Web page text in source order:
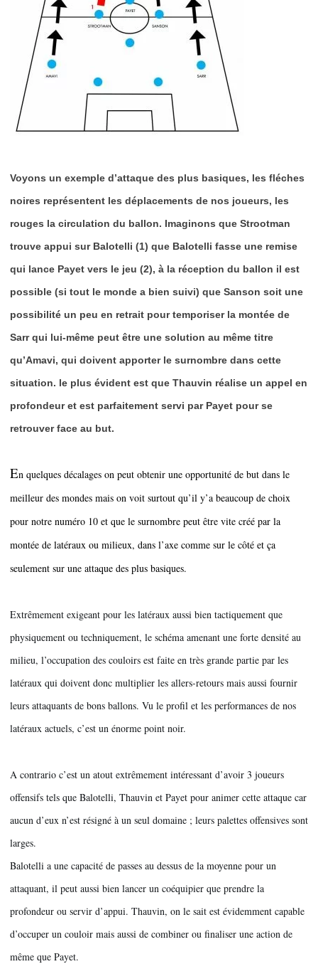
Voyons un exemple d’attaque des plus basiques, les fléches
noires représentent les déplacements de nos joueurs, les
rouges la circulation du ballon. Imaginons que Strootman
trouve appui sur Balotelli (1) que Balotelli fasse une remise
qui lance Payet vers le jeu (2), à la réception du ballon il est
possible (si tout le monde a bien suivi) que Sanson soit une
possibilité un peu en retrait pour temporiser la montée de
Sarr qui lui-même peut être une solution au même titre
qu’Amavi, qui doivent apporter le surnombre dans cette
situation. le plus évident est que Thauvin réalise un appel en
profondeur et est parfaitement servi par Payet pour se
retrouver face au but.
En quelques décalages on peut obtenir une opportunité de but dans le
meilleur des mondes mais on voit surtout qu’il y’a beaucoup de choix
pour notre numéro 10 et que le surnombre peut être vite créé par la
montée de latéraux ou milieux, dans l’axe comme sur le côté et ça
seulement sur une attaque des plus basiques.
Extrêmement exigeant pour les latéraux aussi bien tactiquement que
physiquement ou techniquement, le schéma amenant une forte densité au
milieu, l’occupation des couloirs est faite en très grande partie par les
latéraux qui doivent donc multiplier les allers-retours mais aussi fournir
leurs attaquants de bons ballons. Vu le profil et les performances de nos
latéraux actuels, c’est un énorme point noir.
A contrario c’est un atout extrêmement intéressant d’avoir 3 joueurs
offensifs tels que Balotelli, Thauvin et Payet pour animer cette attaque car
aucun d’eux n’est résigné à un seul domaine ; leurs palettes offensives sont
larges.
Balotelli a une capacité de passes au dessus de la moyenne pour un
attaquant, il peut aussi bien lancer un coéquipier que prendre la
profondeur ou servir d’appui. Thauvin, on le sait est évidemment capable
d’occuper un couloir mais aussi de combiner ou finaliser une action de
même que Payet.